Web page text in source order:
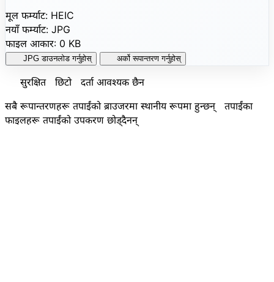
मूल फर्म्याट: HEIC
नयाँ फर्म्याट: JPG
फाइल आकार: 0 KB
JPG डाउनलोड गर्नुहोस् अर्को रूपान्तरण गर्नुहोस्
सुरक्षित छिटो दर्ता आवश्यक छैन
सबै रूपान्तरणहरू तपाईंको ब्राउजरमा स्थानीय रूपमा हुन्छन् तपाईंका
फाइलहरू तपाईंको उपकरण छोड्दैनन्